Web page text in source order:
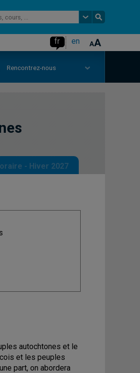
fr en
Rencontrez-nous
- Hiver 2027
autochtones et le
et les peuples
part, on abordera